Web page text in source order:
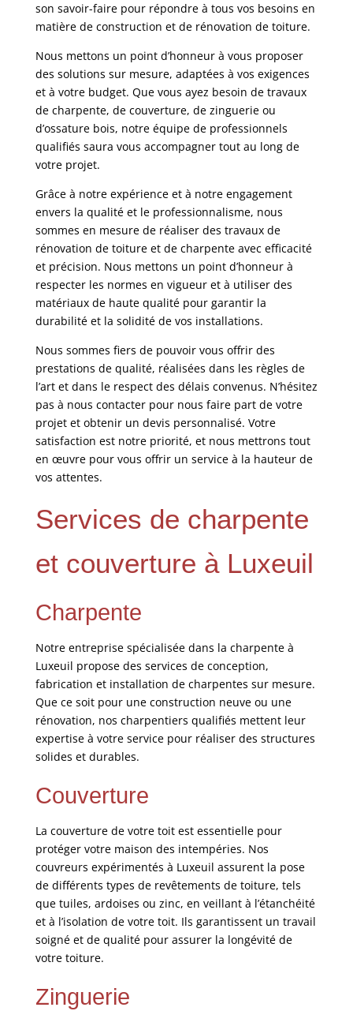
son savoir-faire pour répondre à tous vos besoins en
matière de construction et de rénovation de toiture.
Nous mettons un point d’honneur à vous proposer
des solutions sur mesure, adaptées à vos exigences
et à votre budget. Que vous ayez besoin de travaux
de charpente, de couverture, de zinguerie ou
d’ossature bois, notre équipe de professionnels
qualifiés saura vous accompagner tout au long de
votre projet.
Grâce à notre expérience et à notre engagement
envers la qualité et le professionnalisme, nous
sommes en mesure de réaliser des travaux de
rénovation de toiture et de charpente avec efficacité
et précision. Nous mettons un point d’honneur à
respecter les normes en vigueur et à utiliser des
matériaux de haute qualité pour garantir la
durabilité et la solidité de vos installations.
Nous sommes fiers de pouvoir vous offrir des
prestations de qualité, réalisées dans les règles de
l’art et dans le respect des délais convenus. N’hésitez
pas à nous contacter pour nous faire part de votre
projet et obtenir un devis personnalisé. Votre
satisfaction est notre priorité, et nous mettrons tout
en œuvre pour vous offrir un service à la hauteur de
vos attentes.
Services de charpente
et couverture à Luxeuil
Charpente
Notre entreprise spécialisée dans la charpente à
Luxeuil propose des services de conception,
fabrication et installation de charpentes sur mesure.
Que ce soit pour une construction neuve ou une
rénovation, nos charpentiers qualifiés mettent leur
expertise à votre service pour réaliser des structures
solides et durables.
Couverture
La couverture de votre toit est essentielle pour
protéger votre maison des intempéries. Nos
couvreurs expérimentés à Luxeuil assurent la pose
de différents types de revêtements de toiture, tels
que tuiles, ardoises ou zinc, en veillant à l’étanchéité
et à l’isolation de votre toit. Ils garantissent un travail
soigné et de qualité pour assurer la longévité de
votre toiture.
Zinguerie